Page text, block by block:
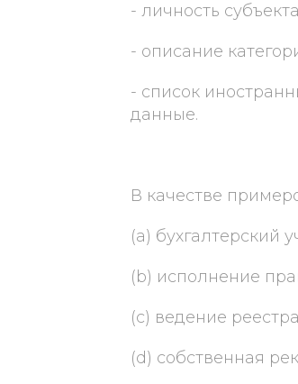
- личность
- описание
- список
данные.
В качестве
(a) бухгалтерский
(b) исполнение
(c) ведение
(d) собственная